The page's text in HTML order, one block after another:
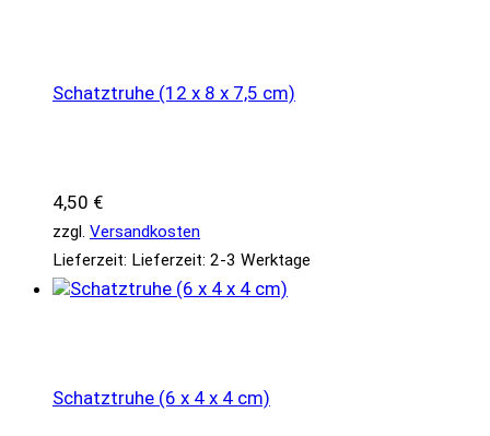
Schatztruhe (12 x 8 x 7,5 cm)
4,50 €
zzgl. Versandkosten
Lieferzeit: Lieferzeit: 2-3 Werktage
Schatztruhe (6 x 4 x 4 cm)